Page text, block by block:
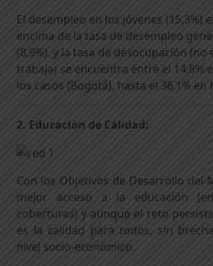
El desempleo en los jóvenes (15,3%)
encima de la tasa de desempleo
(8,9%), y la tasa de desocupación (no
trabaja) se encuentra entre el 14,8%
los casos (Bogotá), hasta el 36,1% en
2. Educación de Calidad:
Con los Objetivos de Desarrollo del
mejor acceso a la educación
coberturas) y aunque el reto
es la calidad para todos, sin
nivel socio-económico.